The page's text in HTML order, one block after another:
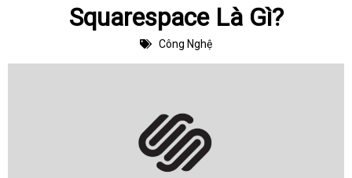
Squarespace Là Gì?
Công Nghệ